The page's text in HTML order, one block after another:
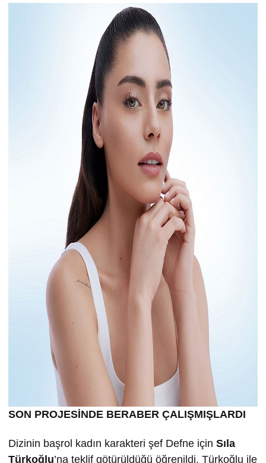
SON PROJESİNDE BERABER ÇALIŞMIŞLARDI
Dizinin başrol kadın karakteri şef Defne için Sıla
Türkoğlu’na teklif götürüldüğü öğrenildi. Türkoğlu ile